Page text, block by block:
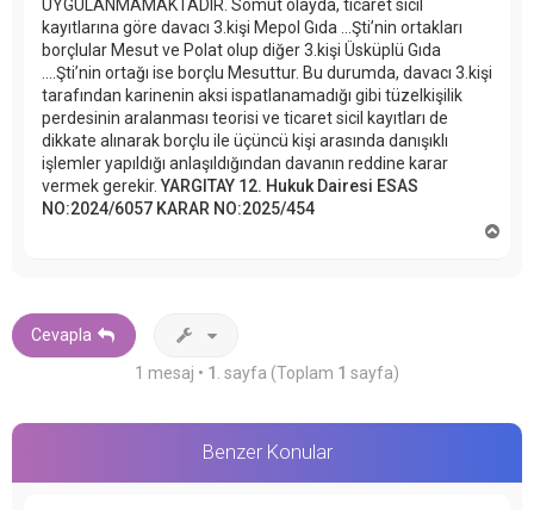
UYGULANMAMAKTADIR. Somut olayda, ticaret sicil
kayıtlarına göre davacı 3.kişi Mepol Gıda ...Şti’nin ortakları
borçlular Mesut ve Polat olup diğer 3.kişi Üsküplü Gıda
....Şti’nin ortağı ise borçlu Mesuttur. Bu durumda, davacı 3.kişi
tarafından karinenin aksi ispatlanamadığı gibi tüzelkişilik
perdesinin aralanması teorisi ve ticaret sicil kayıtları de
dikkate alınarak borçlu ile üçüncü kişi arasında danışıklı
işlemler yapıldığı anlaşıldığından davanın reddine karar
vermek gerekir.YARGITAY 12. Hukuk Dairesi ESAS
NO:2024/6057 KARAR NO:2025/454
Cevapla
1 mesaj • 1 . sayfa (Toplam 1 sayfa)
Benzer Konular